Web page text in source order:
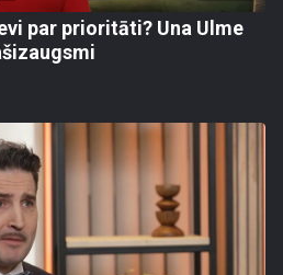
par prioritāti? Una Ulme